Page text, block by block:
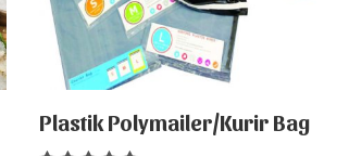
Plastik Polymailer/Kurir Bag